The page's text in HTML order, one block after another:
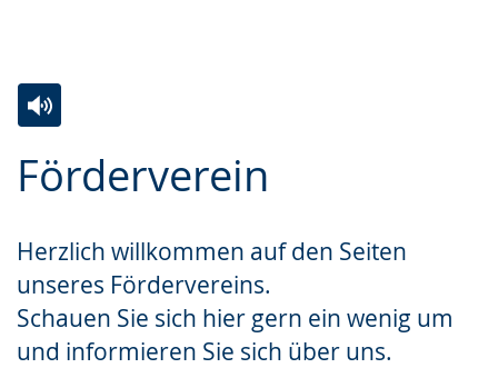
Förderverein
Herzlich willkommen auf den Seiten
unseres Fördervereins.
Schauen Sie sich hier gern ein wenig um
und informieren Sie sich über uns.
Leichten
wechseln.
Audio-
Video
Deutscher
Gebärdensprache
wird
angezeigt.